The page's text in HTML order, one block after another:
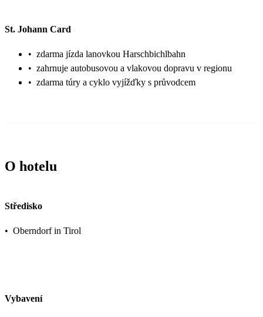
St. Johann Card
• zdarma jízda lanovkou Harschbichlbahn
• zahrnuje autobusovou a vlakovou dopravu v regionu
• zdarma túry a cyklo vyjížďky s průvodcem
O hotelu
Středisko
• Oberndorf in Tirol
Vybavení